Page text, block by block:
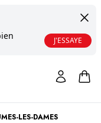
J'ESSAYE
LES-DAMES